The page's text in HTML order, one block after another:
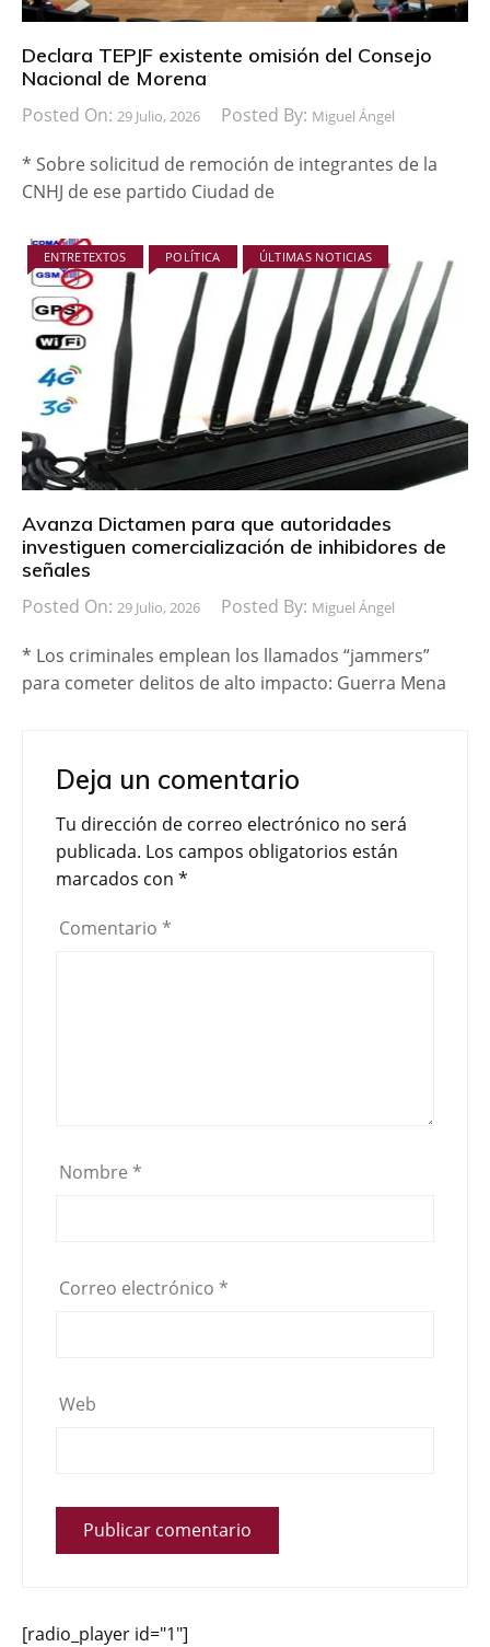
Declara TEPJF existente omisión del Consejo
Nacional de Morena
Posted On: 29 Julio, 2026 Posted By: Miguel Ángel
* Sobre solicitud de remoción de integrantes de la
CNHJ de ese partido Ciudad de
ENTRETEXTOS POLÍTICA ÚLTIMAS NOTICIAS
Avanza Dictamen para que autoridades
investiguen comercialización de inhibidores de
señales
Posted On: 29 Julio, 2026 Posted By: Miguel Ángel
* Los criminales emplean los llamados “jammers”
para cometer delitos de alto impacto: Guerra Mena
Deja un comentario
Tu dirección de correo electrónico no será
publicada. Los campos obligatorios están
marcados con *
Comentario *
Nombre *
Correo electrónico *
Web
[radio_player id="1"]